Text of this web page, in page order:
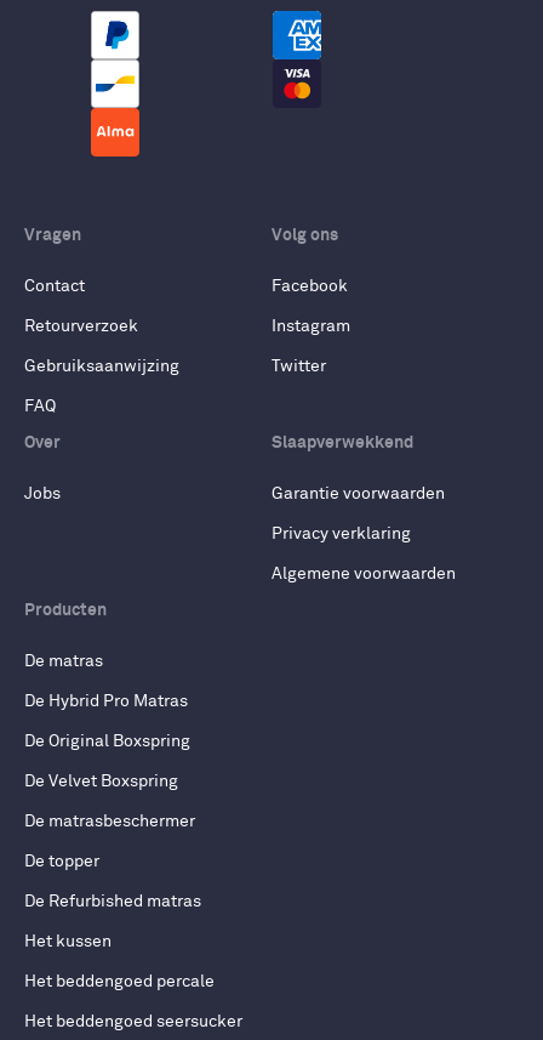
Vragen
Contact
Retourverzoek
Gebruiksaanwijzing
FAQ
Volg ons
Facebook
Instagram
Twitter
Over
Jobs
Slaapverwekkend
Garantie voorwaarden
Privacy verklaring
Algemene voorwaarden
Producten
De matras
De Hybrid Pro Matras
De Original Boxspring
De Velvet Boxspring
De matrasbeschermer
De topper
De Refurbished matras
Het kussen
Het beddengoed percale
Het beddengoed seersucker